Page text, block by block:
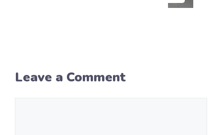
Leave a Comment